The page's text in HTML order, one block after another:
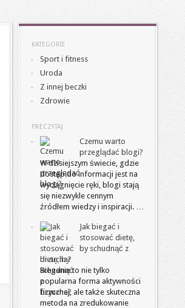
KATEGORIE
Sport i fitness
Uroda
Z innej beczki
Zdrowie
PRECZYTAJ
Czemu warto
przeglądać blogi?
W dzisiejszym świecie, gdzie
dostęp do informacji jest na
wyciągnięcie ręki, blogi stają
się niezwykle cennym
źródłem wiedzy i inspiracji. …
Jak biegać i
stosować dietę,
by schudnąć z
brzucha?
Bieganie to nie tylko
popularna forma aktywności
fizycznej, ale także skuteczna
metoda na zredukowanie